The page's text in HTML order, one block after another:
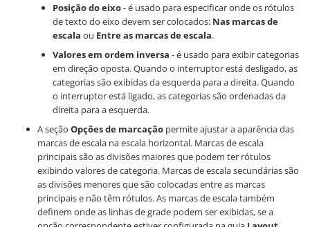
Posição do eixo- é usado para especificar onde os rótulos
de texto do eixo devem ser colocados: Nas marcas de
escala ou Entre as marcas de escala.
Valores em ordem inversa - é usado para exibir categorias
em direção oposta. Quando o interruptor está desligado, as
categorias são exibidas da esquerda para a direita. Quando
o interruptor está ligado, as categorias são ordenadas da
direita para a esquerda.
A seção Opções de marcação permite ajustar a aparência das
marcas de escala na escala horizontal. Marcas de escala
principais são as divisões maiores que podem ter rótulos
exibindo valores de categoria. Marcas de escala secundárias são
as divisões menores que são colocadas entre as marcas
principais e não têm rótulos. As marcas de escala também
definem onde as linhas de grade podem ser exibidas, se a